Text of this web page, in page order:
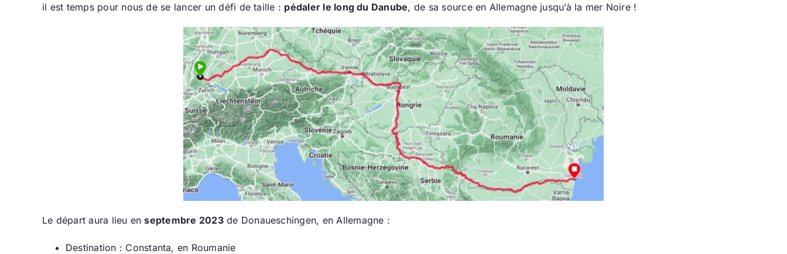
il est temps pour nous de se lancer un défi de taille : pédaler le long du Danube, de sa source en Allemagne jusqu’à la mer Noire !
Le départ aura lieu enseptembre 2023de Donaueschingen, en Allemagne :
Destination : Constanta, en Roumanie